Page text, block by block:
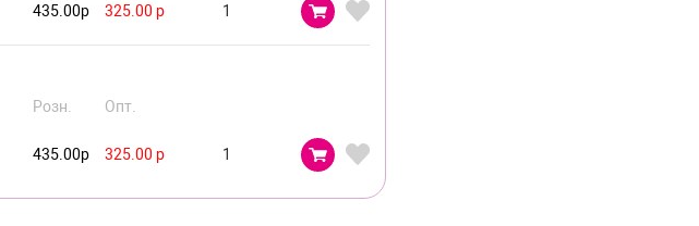
435.00р 325.00 р
Розн. Опт.
435.00р 325.00 р